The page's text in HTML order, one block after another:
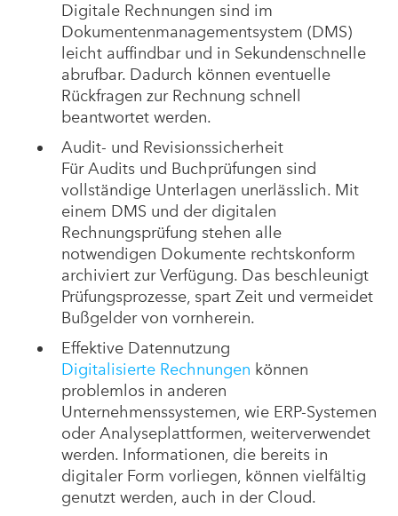
Digitale Rechnungen sind im
Dokumentenmanagementsystem (DMS)
leicht auffindbar und in Sekundenschnelle
abrufbar. Dadurch können eventuelle
Rückfragen zur Rechnung schnell
beantwortet werden.
Audit- und Revisionssicherheit
Für Audits und Buchprüfungen sind
vollständige Unterlagen unerlässlich. Mit
einem DMS und der digitalen
Rechnungsprüfung stehen alle
notwendigen Dokumente rechtskonform
archiviert zur Verfügung. Das beschleunigt
Prüfungsprozesse, spart Zeit und vermeidet
Bußgelder von vornherein.
Effektive Datennutzung
Digitalisierte Rechnungen können
problemlos in anderen
Unternehmenssystemen, wie ERP-Systemen
oder Analyseplattformen, weiterverwendet
werden. Informationen, die bereits in
digitaler Form vorliegen, können vielfältig
genutzt werden, auch in der Cloud.